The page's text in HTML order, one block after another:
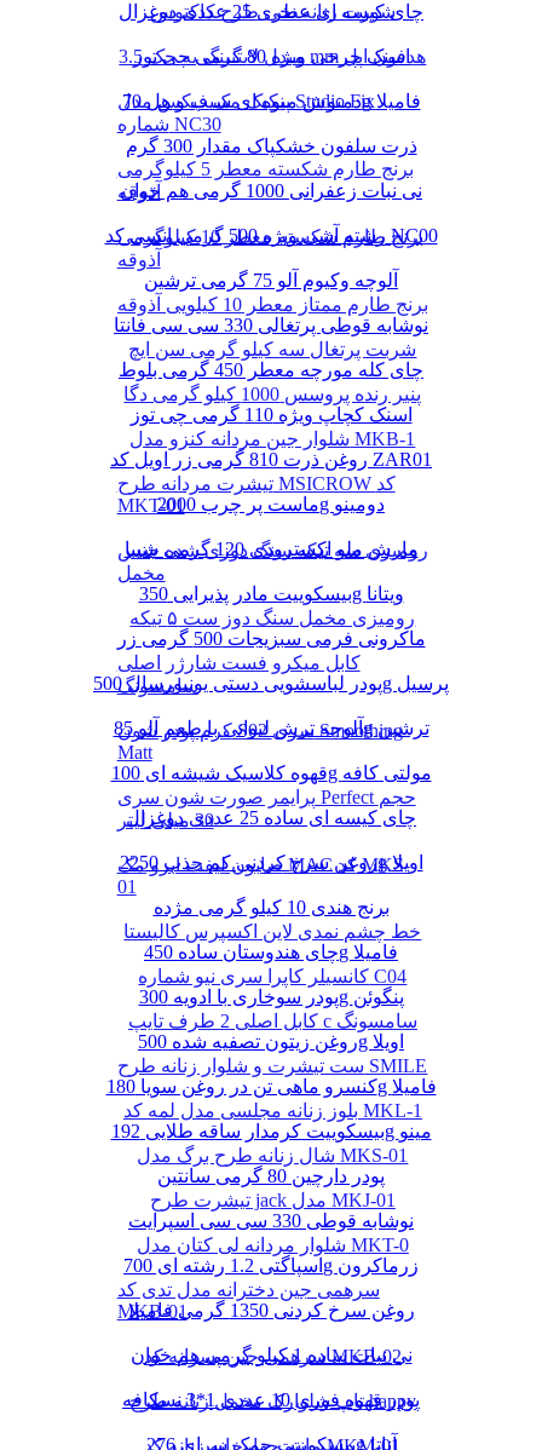
شورت زنانه نخی طرح کاکتوس
مبدل لایتنینگ به جک 3.5 mm هدفون اپل
پنکیک مک فیکس مدل Studio Fix
شماره NC30
برنج طارم شکسته معطر 5 کیلوگرمی
آذوقه
برنج طارم شکسته معطر 10 کیلوگرمی
آذوقه
برنج طارم ممتاز معطر 10 کیلویی آذوقه
شربت پرتغال سه کیلو گرمی سن ایچ
پنیر رنده پروسس 1000 کیلو گرمی دگا
شلوار جین مردانه کنزو مدل MKB-1
تیشرت مردانه طرح MSICROW کد
MKT-01
رومیزی سه تیکه سنگ دوزی شده جنس
مخمل
رومیزی مخمل سنگ دوز ست ۵ تیکه
کابل میکرو فست شارژر اصلی
سامسونگ
کرم پودر شون S02 سری Smoothing
Matt
پرایمر صورت شون سری Perfect حجم
30 میلی لیتر
صابون لیفت ابرو مک MAC کد MKS-
01
خط چشم نمدی لاین اکسپرس کالیستا
کانسیلر کاپرا سری نیو شماره C04
کابل اصلی 2 طرف تایپ c سامسونگ
ست تیشرت و شلوار زنانه طرح SMILE
بلوز زنانه مجلسی مدل لمه کد MKL-1
شال زنانه طرح برگ مدل MKS-01
تیشرت طرح jack مدل MKJ-01
شلوار مردانه لی کتان مدل MKT-0
سرهمی جین دخترانه مدل تدی کد
MKB-01
سرهمی جین پسرانه کد MKB-02
تاپ شلوارک مخمل زنانه طرح happy
مانتو چهارخانه زنانه کد MKM-01
چای کیسه ای عطری 25 عددی دوغزال
اسنک چرخی ویژه 80 گرمی چی توز
دمنوش میوه ای سیب و هل 70g فامیلا
ذرت سلفون خشکپاک مقدار 300 گرم
نی نبات زعفرانی 1000 گرمی هم خوان
رشته آشی ویژه 500 گرمی انسی کد NC00
آلوچه وکیوم آلو 75 گرمی ترشین
نوشابه قوطی پرتغالی 330 سی سی فانتا
چای کله مورچه معطر 450 گرمی بلوط
اسنک کچاپ ویژه 110 گرمی چی توز
روغن ذرت 810 گرمی زر اویل کد ZAR01
ماست پر چرب 2000g دومینو
مارش ملو اکسترودی 120 گرمی شیبا
بیسکوییت مادر پذیرایی 350g ویتانا
ماکرونی فرمی سبزیجات 500 گرمی زر
پودر لباسشویی دستی یونیورسال 500g پرسیل
آلوچه ترش لیوانی با طعم آلو 85g ترشین
قهوه کلاسیک شیشه ای 100g مولتی کافه
چای کیسه ای ساده 25 عددی دوغزال
روغن سرخ کردنی کم جذب 2250g اویلا
برنج هندی 10 کیلو گرمی مژده
چای هندوستان ساده 450g فامیلا
پودر سوخاری با ادویه 300g پنگوئن
روغن زیتون تصفیه شده 500g اویلا
کنسرو ماهی تن در روغن سویا 180g فامیلا
بیسکوییت کرمدار ساقه طلایی 192g مینو
پودر دارچین 80 گرمی سانتین
نوشابه قوطی 330 سی سی اسپرایت
اسپاگتی 1.2 رشته ای 700g زرماکرون
روغن سرخ کردنی 1350 گرمی فامیلا
نی نبات ساده 1 کیلو گرمی هم خوان
پودر قهوه فوری 10 عددی 1*3 نسکافه
بیسکوییت چمک سرای 276g آناتا